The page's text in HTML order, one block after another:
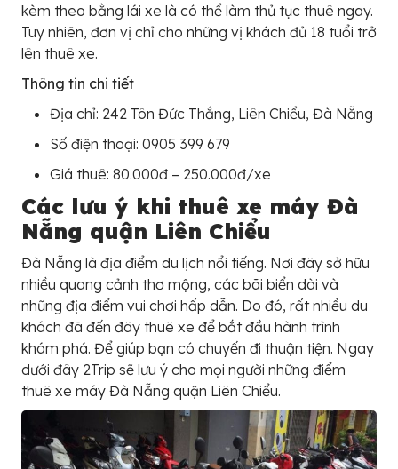
kèm theo bằng lái xe là có thể làm thủ tục thuê ngay.
Tuy nhiên, đơn vị chỉ cho những vị khách đủ 18 tuổi trở
lên thuê xe.
Thông tin chi tiết
Địa chỉ: 242 Tôn Đức Thắng, Liên Chiểu, Đà Nẵng
Số điện thoại: 0905 399 679
Giá thuê: 80.000đ – 250.000đ/xe
Các lưu ý khi thuê xe máy Đà
Nẵng quận Liên Chiểu
Đà Nẵng là địa điểm du lịch nổi tiếng. Nơi đây sở hữu
nhiều quang cảnh thơ mộng, các bãi biển dài và
nhũng địa điểm vui chơi hấp dẫn. Do đó, rất nhiều du
khách đã đến đây thuê xe để bắt đầu hành trình
khám phá. Để giúp bạn có chuyến đi thuận tiện. Ngay
dưới đây 2Trip sẽ lưu ý cho mọi người những điểm
thuê xe máy Đà Nẵng quận Liên Chiểu.